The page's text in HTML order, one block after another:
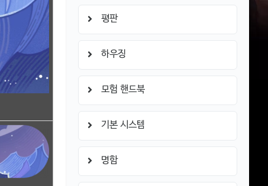
평판
하우징
모험 핸드북
기본 시스템
명함